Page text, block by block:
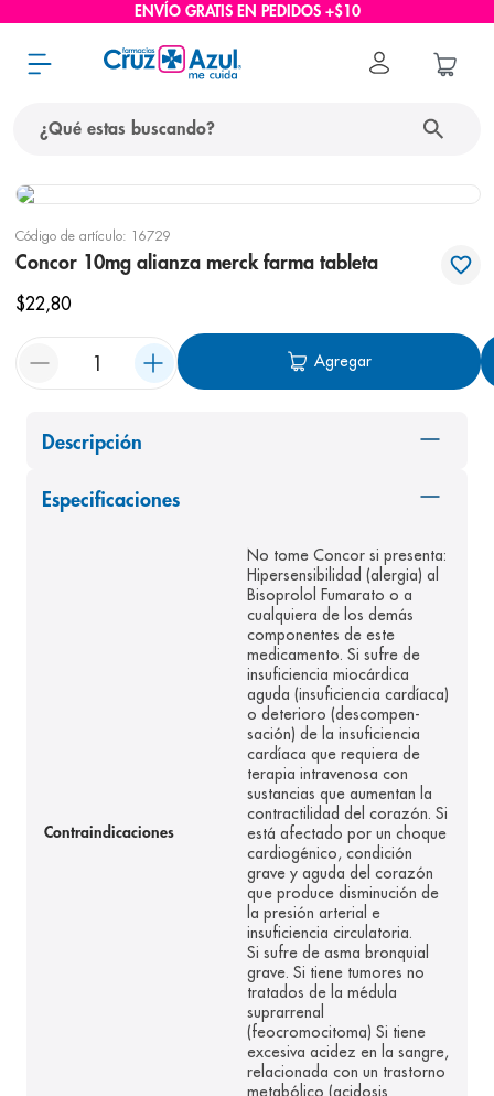
ENVÍO GRATIS EN PEDIDOS +$10
Código de artículo: 16729
Concor 10mg alianza merck farma tableta
$22,80
Agregar
Descripción
Especificaciones
Contraindicaciones
No tome Concor si presenta:
Hipersensibilidad (alergia) al
Bisoprolol Fumarato o a
cualquiera de los demás
componentes de este
medicamento. Si sufre de
insuficiencia miocárdica
aguda (insuficiencia cardíaca)
o deterioro (descompen-
sación) de la insuficiencia
cardíaca que requiera de
terapia intravenosa con
sustancias que aumentan la
contractilidad del corazón. Si
está afectado por un choque
cardiogénico, condición
grave y aguda del corazón
que produce disminución de
la presión arterial e
insuficiencia circulatoria.
Si sufre de asma bronquial
grave. Si tiene tumores no
tratados de la médula
suprarrenal
(feocromocitoma) Si tiene
excesiva acidez en la sangre,
relacionada con un trastorno
metabólico (acidosis
términos más buscados
protector solar
6. shampoo